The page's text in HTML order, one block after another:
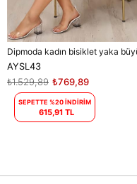
AYSL43
₺769,89
₺1.529,89
SEPETTE %20 İNDİRİM
615,91 TL